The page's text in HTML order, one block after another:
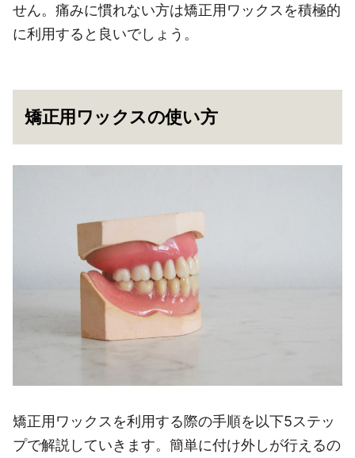
せん。痛みに慣れない方は矯正用ワックスを積極的
に利用すると良いでしょう。
矯正用ワックスの使い方
矯正用ワックスを利用する際の手順を以下5ステッ
プで解説していきます。簡単に付け外しが行えるの